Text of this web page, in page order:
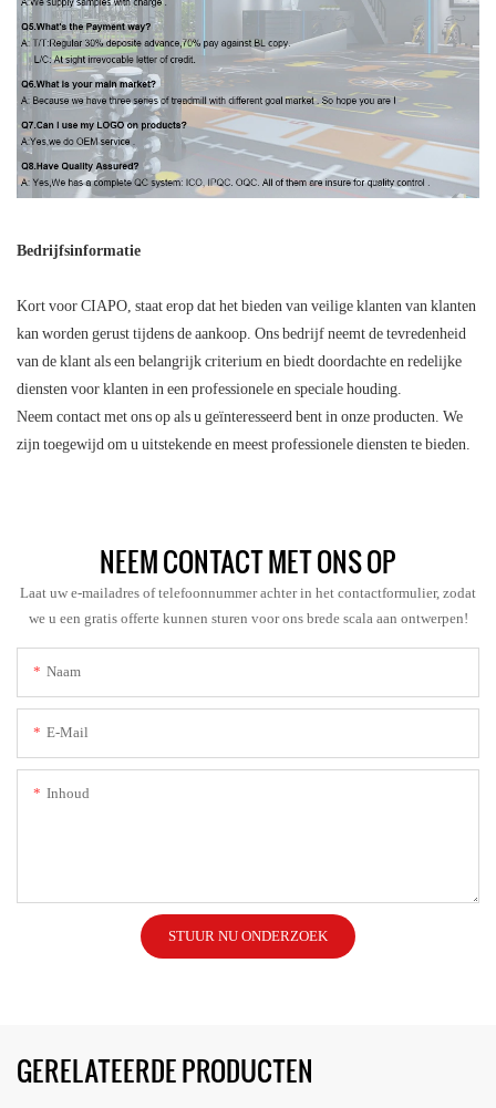
Bedrijfsinformatie
Kort voor CIAPO, staat erop dat het bieden van veilige klanten van klanten
kan worden gerust tijdens de aankoop. Ons bedrijf neemt de tevredenheid
van de klant als een belangrijk criterium en biedt doordachte en redelijke
diensten voor klanten in een professionele en speciale houding.
Neem contact met ons op als u geïnteresseerd bent in onze producten. We
zijn toegewijd om u uitstekende en meest professionele diensten te bieden.
NEEM CONTACT MET ONS OP
Laat uw e-mailadres of telefoonnummer achter in het contactformulier, zodat
we u een gratis offerte kunnen sturen voor ons brede scala aan ontwerpen!
Naam
E-Mail
Inhoud
STUUR NU ONDERZOEK
GERELATEERDE PRODUCTEN